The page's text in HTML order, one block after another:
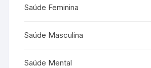
Saúde Feminina
Saúde Masculina
Saúde Mental